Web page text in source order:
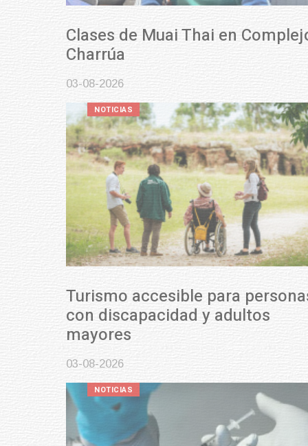
Clases de Muai Thai en Complejo
Charrúa
03-08-2026
Turismo accesible para personas
con discapacidad y adultos
mayores
03-08-2026
NOTICIAS
NOTICIAS